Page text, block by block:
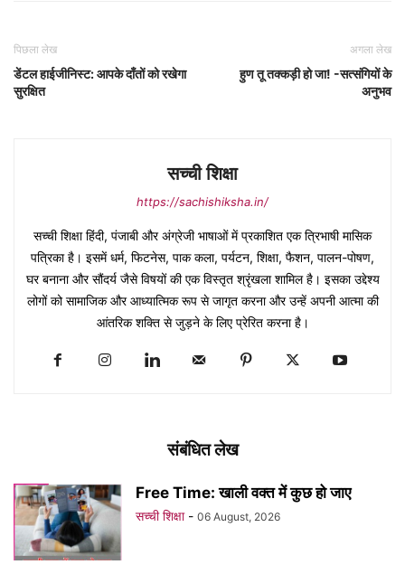
पिछला लेख
डेंटल हाईजीनिस्ट: आपके दाँतों को रखेगा
सुरक्षित
अगला लेख
हुण तू तक्कड़ी हो जा! -सत्संगियों के
अनुभव
सच्ची शिक्षा
https://sachishiksha.in/
सच्ची शिक्षा हिंदी, पंजाबी और अंग्रेजी भाषाओं में प्रकाशित एक त्रिभाषी मासिक
पत्रिका है। इसमें धर्म, फिटनेस, पाक कला, पर्यटन, शिक्षा, फैशन, पालन-पोषण,
घर बनाना और सौंदर्य जैसे विषयों की एक विस्तृत श्रृंखला शामिल है। इसका उद्देश्य
लोगों को सामाजिक और आध्यात्मिक रूप से जागृत करना और उन्हें अपनी आत्मा की
आंतरिक शक्ति से जुड़ने के लिए प्रेरित करना है।
संबंधित लेख
Free Time: खाली वक्त में कुछ हो जाए
सच्ची शिक्षा - 06 August, 2026